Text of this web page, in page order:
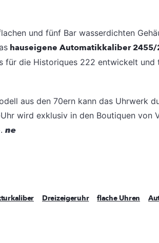
und fünf Bar wasserdichten
hauseigene Automatikkaliber 2455/
für die Historiques 222 entwickelt
aus den 70ern kann das Uhrwerk
wird exklusiv in den Boutiquen von
ne
Dreizeigeruhr flache Uhren